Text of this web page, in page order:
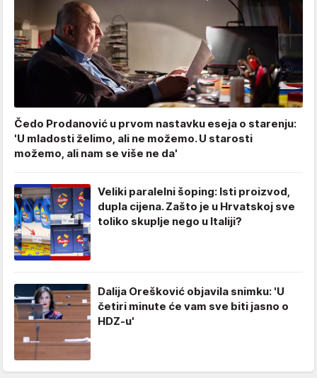
Čedo Prodanović u prvom nastavku eseja o starenju:
'U mladosti želimo, ali ne možemo. U starosti
možemo, ali nam se više ne da'
Veliki paralelni šoping: Isti proizvod,
dupla cijena. Zašto je u Hrvatskoj sve
toliko skuplje nego u Italiji?
Dalija Orešković objavila snimku: 'U
četiri minute će vam sve biti jasno o
HDZ-u'